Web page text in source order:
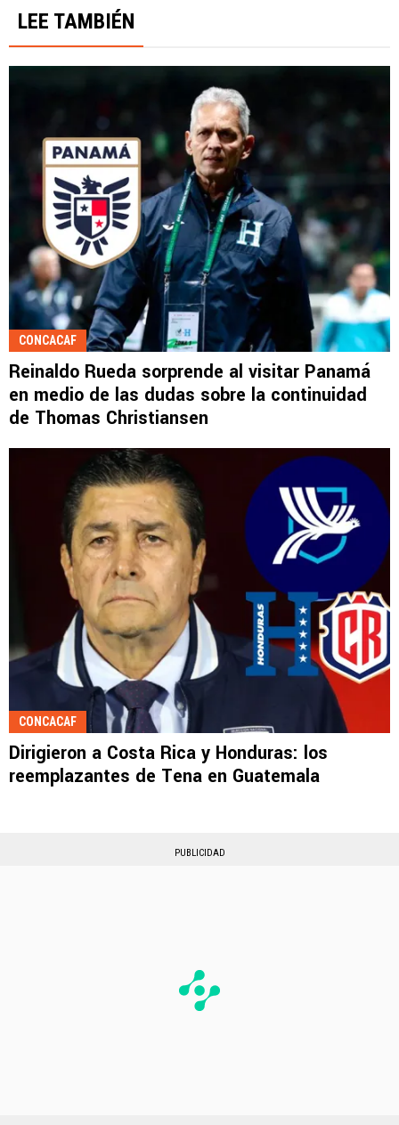
LEE TAMBIÉN
CONCACAF
Reinaldo Rueda sorprende al visitar Panamá
en medio de las dudas sobre la continuidad
de Thomas Christiansen
CONCACAF
Dirigieron a Costa Rica y Honduras: los
reemplazantes de Tena en Guatemala
PUBLICIDAD